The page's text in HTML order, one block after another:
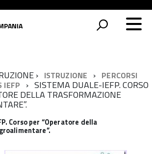
ISTRUZIONE
PERCORSI
IEFP SISTEMA DUALE-IEFP. CORSO
DELLA TRASFORMAZIONE
Corso per “Operatore della